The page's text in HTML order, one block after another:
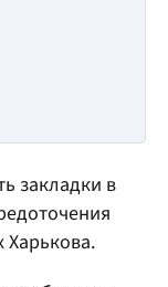
закладки в
Харькова.